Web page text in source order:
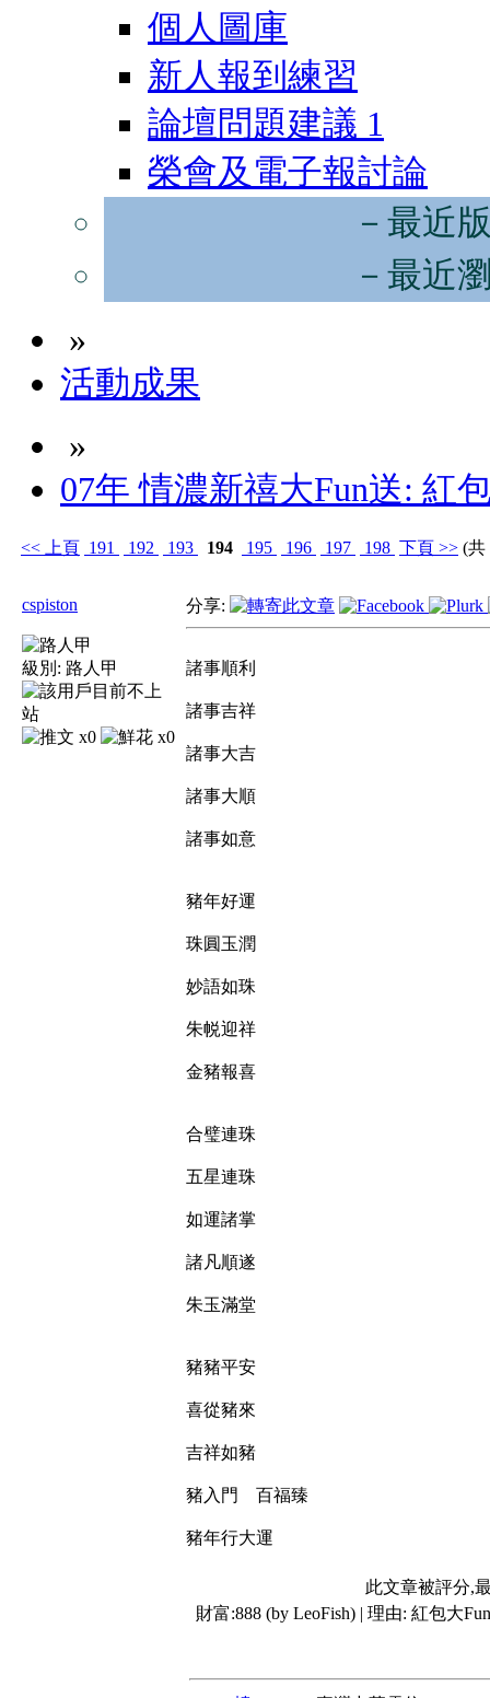
個人圖庫
新人報到練習
論壇問題建議 1
榮會及電子報討論
－最近
－最近
»
活動成果
»
07年 情濃新禧大Fun送: 紅
<< 上頁 191 192 193 194 195 196 197 198 下頁 >> (共
cspiston
級別: 路人甲
x0 x0
分享:
諸事順利
諸事吉祥
諸事大吉
諸事大順
諸事如意
豬年好運
珠圓玉潤
妙語如珠
朱帨迎祥
金豬報喜
合璧連珠
五星連珠
如運諸掌
諸凡順遂
朱玉滿堂
豬豬平安
喜從豬來
吉祥如豬
豬入門 百福臻
豬年行大運
此文章被評分,
財富:888 (by LeoFish) | 理由: 紅包大